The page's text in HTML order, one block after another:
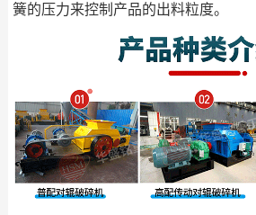
簧的压力来控制产品的出料粒度。